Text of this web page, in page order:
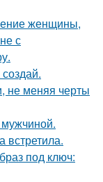
женщины,
с
не меняя черты
встретила.
под ключ: